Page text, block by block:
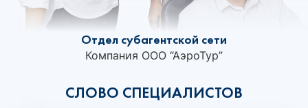
СЛОВО СПЕЦИАЛИСТОВ
Отдел субагентской сети
Компания ООО “АэроТур”